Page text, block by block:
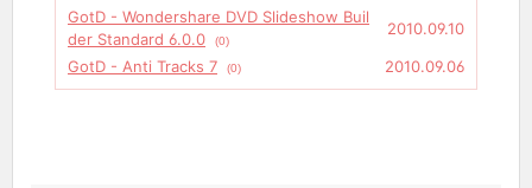
GotD - Wondershare DVD Slideshow Buil
der Standard 6.0.0
(0)
2010.09.10
GotD - Anti Tracks 7
(0) 2010.09.06